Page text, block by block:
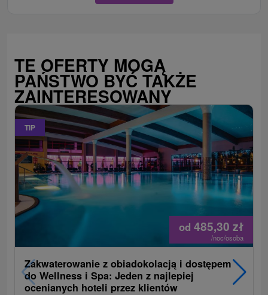
TE OFERTY MOGĄ
PAŃSTWO BYĆ TAKŻE
ZAINTERESOWANY
TIP
od 485,30 zł
/noc/osoba
Zakwaterowanie z obiadokolacją i dostępem
do Wellness i Spa: Jeden z najlepiej
ocenianych hoteli przez klientów